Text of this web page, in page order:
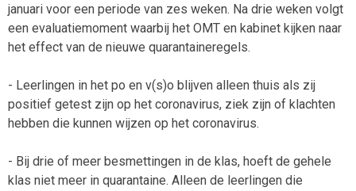
januari voor een periode van zes weken. Na drie weken volgt
een evaluatiemoment waarbij het OMT en kabinet kijken naar
het effect van de nieuwe quarantaineregels.
- Leerlingen in het po en v(s)o blijven alleen thuis als zij
positief getest zijn op het coronavirus, ziek zijn of klachten
hebben die kunnen wijzen op het coronavirus.
- Bij drie of meer besmettingen in de klas, hoeft de gehele
klas niet meer in quarantaine. Alleen de leerlingen die